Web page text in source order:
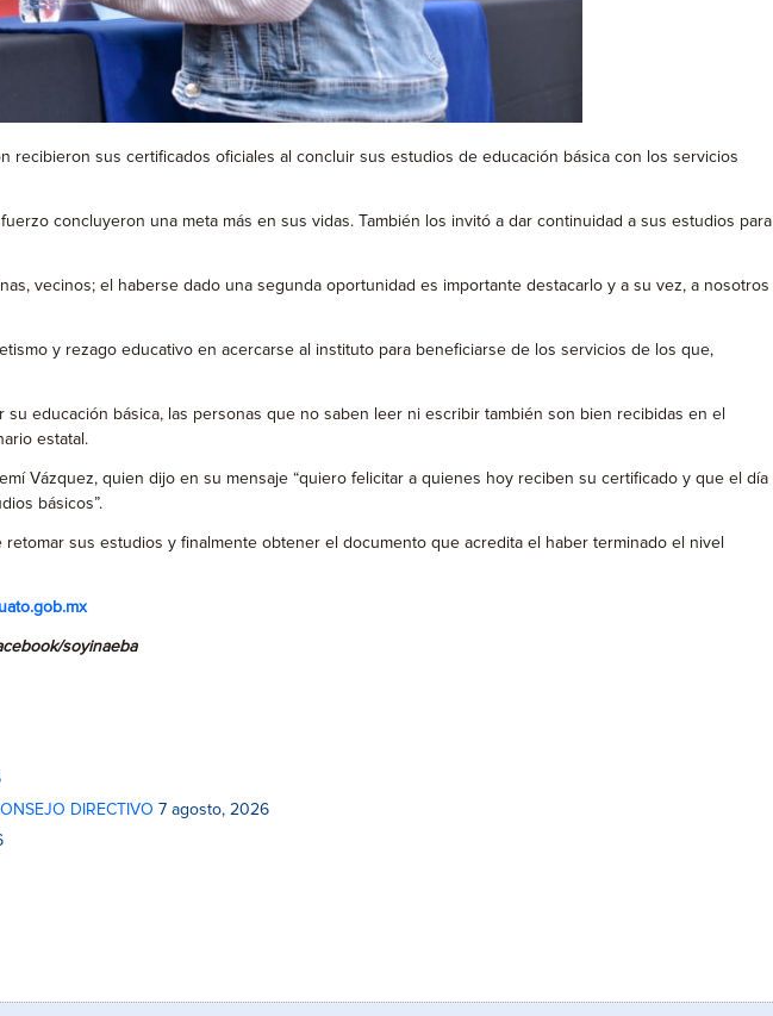
recibieron sus certificados oficiales al concluir sus estudios de educación básica con los servicios
concluyeron una meta más en sus vidas. También los invitó a dar continuidad a sus estudios para
vecinos; el haberse dado una segunda oportunidad es importante destacarlo y a su vez, a nosotros
y rezago educativo en acercarse al instituto para beneficiarse de los servicios de los que,
educación básica, las personas que no saben leer ni escribir también son bien recibidas en el
estatal.
Vázquez, quien dijo en su mensaje “quiero felicitar a quienes hoy reciben su certificado y que el día
básicos”.
sus estudios y finalmente obtener el documento que acredita el haber terminado el nivel
soyinaeba
DIRECTIVO 7 agosto, 2026